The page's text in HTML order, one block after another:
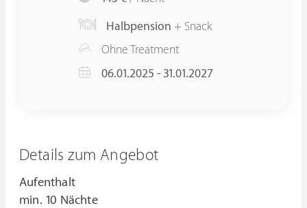
Halbpension + Snack
Ohne Treatment
06.01.2025 - 31.01.2027
Details zum Angebot
Aufenthalt
min. 10 Nächte